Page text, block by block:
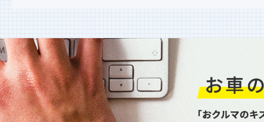
タイヤ性能比較テスト命を預ける重要なタ
イヤ。単なる噂やネット情...
2026.1.6
新年あけましておめでとうござ